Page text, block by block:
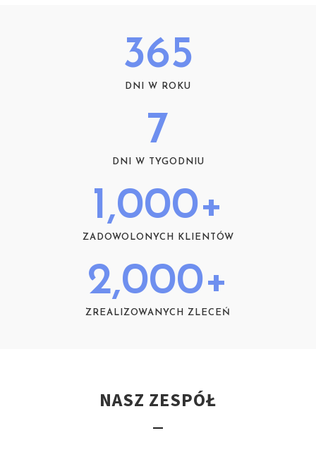
365
DNI W ROKU
7
DNI W TYGODNIU
1,000+
ZADOWOLONYCH KLIENTÓW
2,000+
ZREALIZOWANYCH ZLECEŃ
NASZ ZESPÓŁ